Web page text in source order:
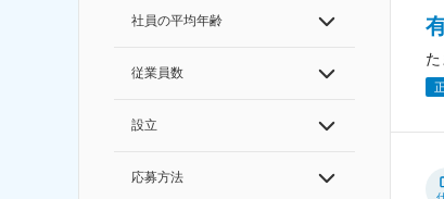
社員の平均年齢
従業員数
設立
応募方法